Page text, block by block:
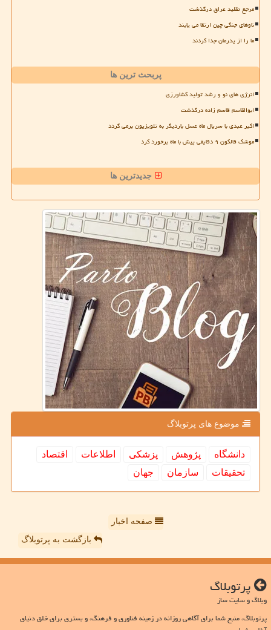
مرجع تقلید عراق درگذشت
ناوهای جنگی چین ارتقا می یابند
ما را از پدرمان جدا کردند
پربحث ترین ها
انرژی های نو و رشد تولید کشاورزی
ابوالقاسم قاسم زاده درگذشت
اکبر عبدی با سریال ماه عسل باردیگر به تلویزیون برمی گردد
موشک فالکون ۹ دقایقی پیش با ماه برخورد کرد
جدیدترین ها
موضوع های پرتوبلاگ
دانشگاه پژوهش پزشكی اطلاعات
اقتصاد
تحقیقات
سازمان جهان
صفحه اخبار
بازگشت به پرتوبلاگ
پرتوبلاگ
وبلاگ و سایت ساز
پرتوبلاگ، منبع شما برای آگاهی روزانه در زمینه فناوری و فرهنگ، و بستری برای خلق دنیای